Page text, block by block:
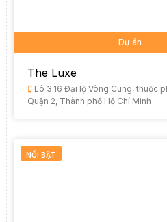
Dự án
The Luxe
Lô 3.16 Đại lộ Vòng Cung, thuộc
Quận 2, Thành phố Hồ Chí Minh
NỔI BẬT